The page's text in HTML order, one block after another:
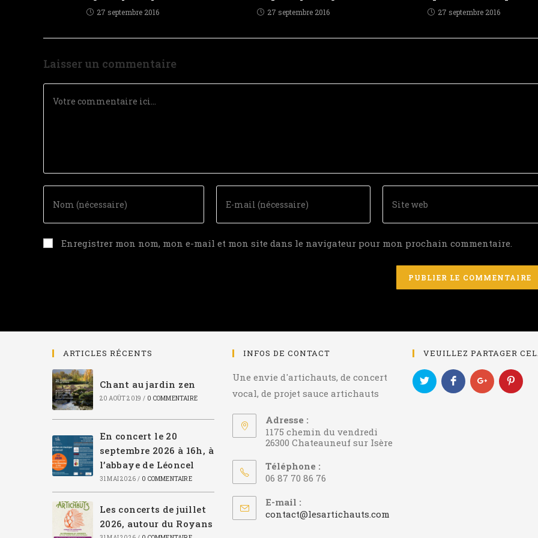
27 septembre 2016 27 septembre 2016 27 septembre 2016
Laisser un commentaire
Enregistrer mon nom, mon e-mail et mon site dans le navigateur pour mon prochain commentaire.
ARTICLES RÉCENTS
Chant au jardin zen
20 AOÛT 2019 / 0 COMMENTAIRE
En concert le 20
septembre 2026 à 16h, à
l’abbaye de Léoncel
31 MAI 2026 / 0 COMMENTAIRE
Les concerts de juillet
2026, autour du Royans
INFOS DE CONTACT
Une envie d'artichauts, de concert
vocal, de projet sauce artichauts
Adresse :
1175 chemin du vendredi
26300 Chateauneuf sur Isère
Téléphone :
06 87 70 86 76
E-mail :
contact@lesartichauts.com
VEUILLEZ PARTAGER